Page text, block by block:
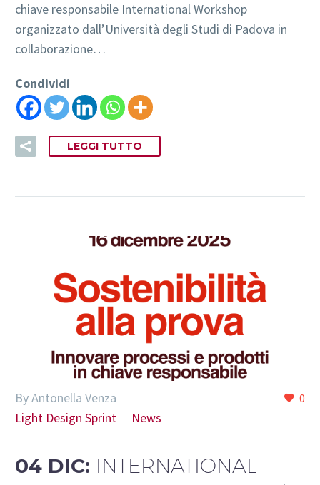
chiave responsabile International Workshop
organizzato dall’Università degli Studi di Padova in
collaborazione…
Condividi
LEGGI TUTTO
0
By Antonella Venza
Light Design Sprint
News
04 DIC: INTERNATIONAL